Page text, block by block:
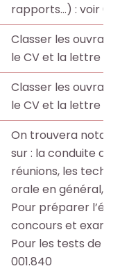
rapports…) : voir
Classer les
le CV et la lettre de
Classer les
le CV et la lettre de
On trouvera
sur : la conduite
réunions, les
orale en général,
Pour préparer
concours et
Pour les tests de
001.840